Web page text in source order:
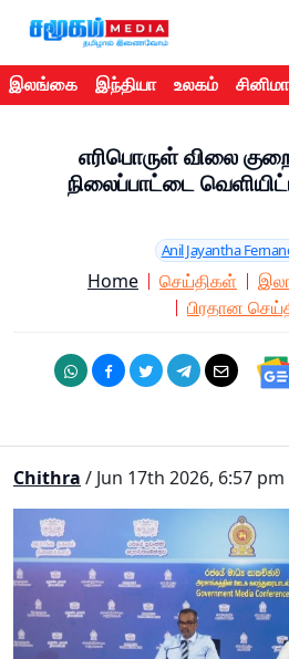
இலங்கை இந்தியா உலகம் சினிமா
எரிபொருள் விலை
நிலைப்பாட்டை
Anil Jayantha
Home செய்திகள்
பிரதான
Chithra / Jun 17th 2026, 6:57 pm